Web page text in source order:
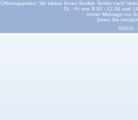
Öffnungszeiten: Wir bieten Ihnen flexible Termin nach
Di. - Fr. von 9.00 - 12.30 und
Immer Montags nur
Seien Sie
©2010 -